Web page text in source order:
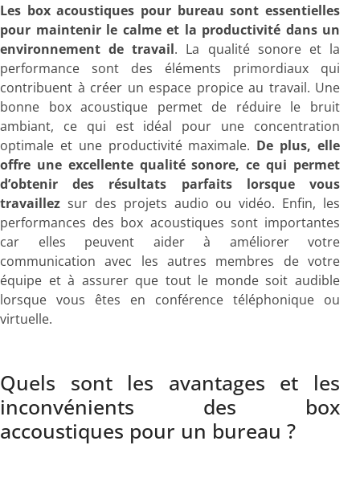
Les box acoustiques pour bureau sont essentielles
pour maintenir le calme et la productivité dans un
environnement de travail. La qualité sonore et la
performance sont des éléments primordiaux qui
contribuent à créer un espace propice au travail. Une
bonne box acoustique permet de réduire le bruit
ambiant, ce qui est idéal pour une concentration
optimale et une productivité maximale. De plus, elle
offre une excellente qualité sonore, ce qui permet
d’obtenir des résultats parfaits lorsque vous
travaillez sur des projets audio ou vidéo. Enfin, les
performances des box acoustiques sont importantes
car elles peuvent aider à améliorer votre
communication avec les autres membres de votre
équipe et à assurer que tout le monde soit audible
lorsque vous êtes en conférence téléphonique ou
virtuelle.
Quels sont les avantages et les
inconvénients des box
accoustiques pour un bureau ?